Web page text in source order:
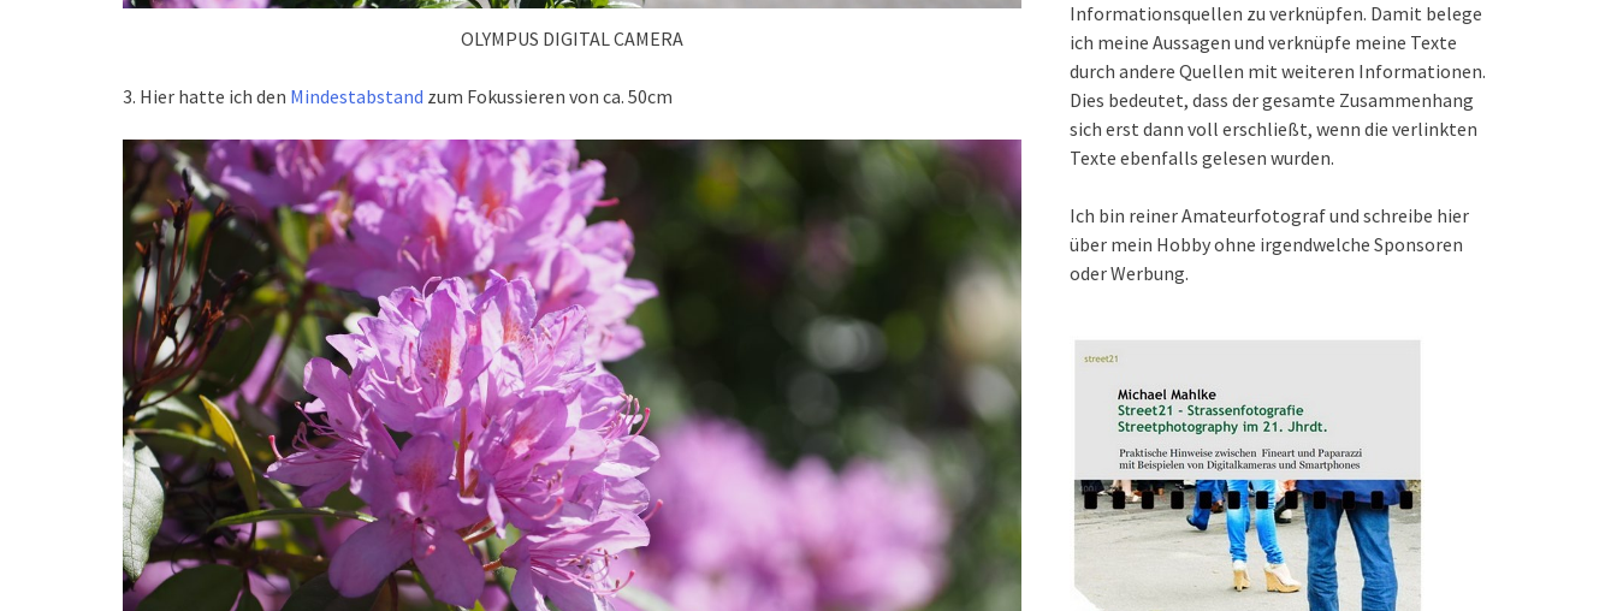
OLYMPUS DIGITAL CAMERA
3. Hier hatte ich den Mindestabstand zum Fokussieren von ca. 50cm
Informationsquellen zu verknüpfen. Damit belege
ich meine Aussagen und verknüpfe meine Texte
durch andere Quellen mit weiteren Informationen.
Dies bedeutet, dass der gesamte Zusammenhang
sich erst dann voll erschließt, wenn die verlinkten
Texte ebenfalls gelesen wurden.
Ich bin reiner Amateurfotograf und schreibe hier
über mein Hobby ohne irgendwelche Sponsoren
oder Werbung.